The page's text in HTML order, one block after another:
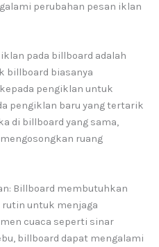
perubahan pesan iklan
iklan pada billboard adalah
billboard biasanya
pengiklan untuk
pengiklan baru yang tertarik
di billboard yang sama,
ruang
Billboard membutuhkan
untuk menjaga
cuaca seperti sinar
billboard dapat mengalami